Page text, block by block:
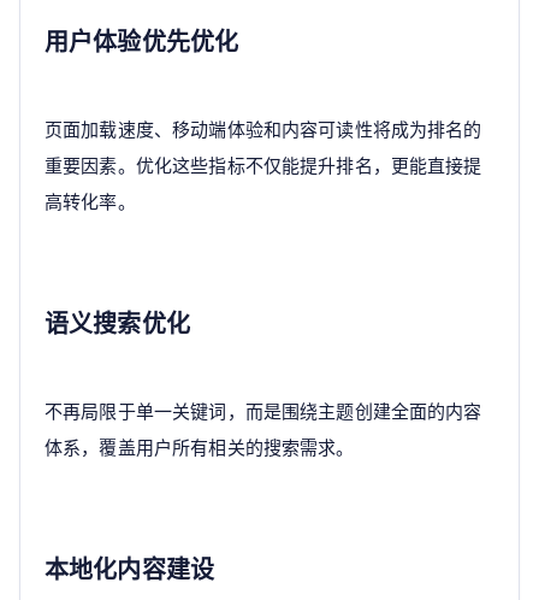
用户体验优先优化
页面加载速度、移动端体验和内容可读性将成为排名的
重要因素。优化这些指标不仅能提升排名，更能直接提
高转化率。
语义搜索优化
不再局限于单一关键词，而是围绕主题创建全面的内容
体系，覆盖用户所有相关的搜索需求。
本地化内容建设